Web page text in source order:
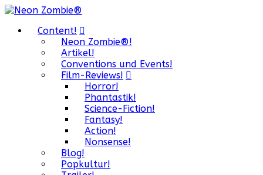
Content!
Neon Zombie®!
Artikel!
Conventions und Events!
Film-Reviews!
Horror!
Phantastik!
Science-Fiction!
Fantasy!
Action!
Nonsense!
Blog!
Popkultur!